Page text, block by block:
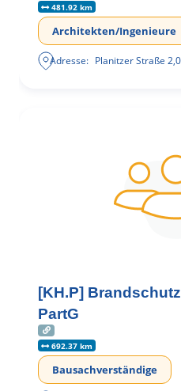
481.92 km
Architekten/Ingenieure
Adresse: Planitzer Straße 2,
[KH.P]
PartG
692.37 km
Bausachverständige